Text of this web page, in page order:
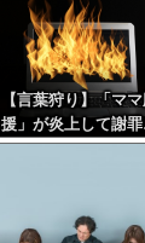
【言葉狩り】「マ
援」が炎上して謝
もう何も言えない